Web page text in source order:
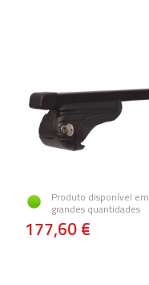
Produto disponível em
grandes quantidades
177,60 €